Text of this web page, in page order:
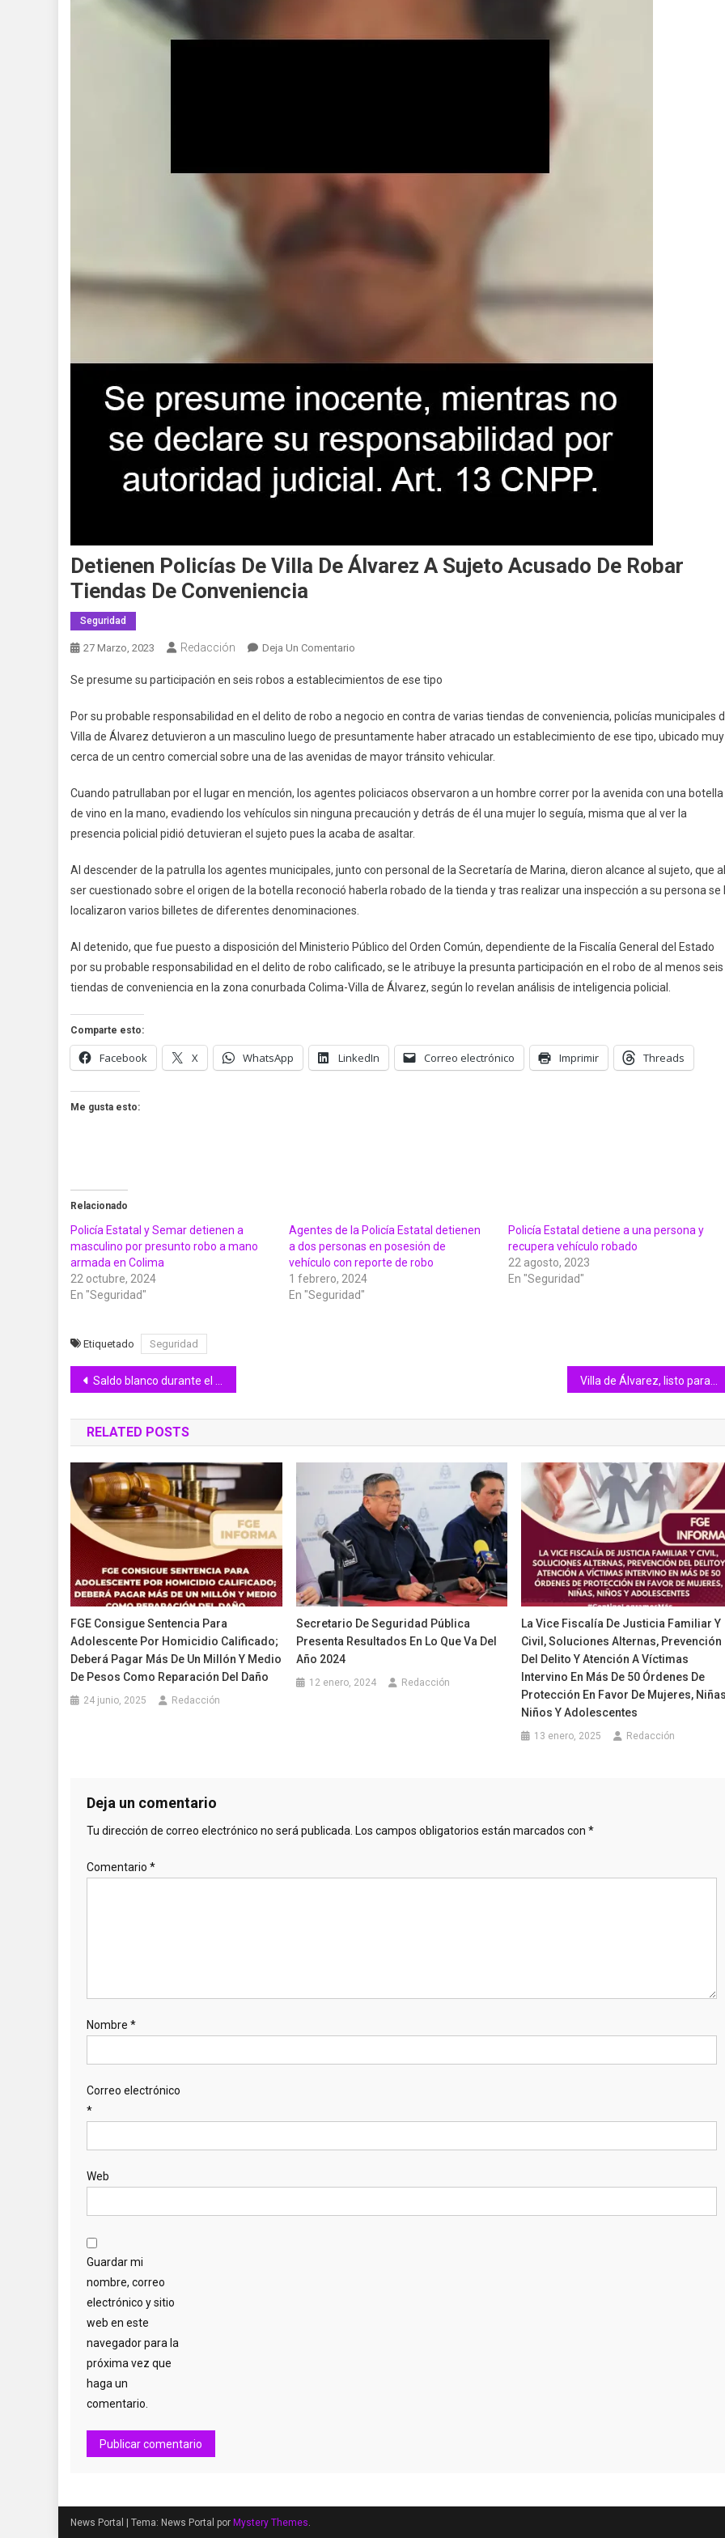
Detienen Policías De Villa De Álvarez A Sujeto Acusado De Robar
Tiendas De Conveniencia
Seguridad
27 Marzo, 2023 Redacción Deja Un Comentario
Policías
Villa
De
Álvarez
Sujeto
Acusado
De
Tiendas
De
Conveniencia
Se presume su participación en seis robos a establecimientos de ese tipo
Por su probable responsabilidad en el delito de robo a negocio en contra de varias tiendas de conveniencia, policías municipales
Villa de Álvarez detuvieron a un masculino luego de presuntamente haber atracado un establecimiento de ese tipo, ubicado muy
cerca de un centro comercial sobre una de las avenidas de mayor tránsito vehicular.
Cuando patrullaban por el lugar en mención, los agentes policiacos observaron a un hombre correr por la avenida con una botella
de vino en la mano, evadiendo los vehículos sin ninguna precaución y detrás de él una mujer lo seguía, misma que al ver la
presencia policial pidió detuvieran el sujeto pues la acaba de asaltar.
Al descender de la patrulla los agentes municipales, junto con personal de la Secretaría de Marina, dieron alcance al sujeto, que al
ser cuestionado sobre el origen de la botella reconoció haberla robado de la tienda y tras realizar una inspección a su persona se
localizaron varios billetes de diferentes denominaciones.
Al detenido, que fue puesto a disposición del Ministerio Público del Orden Común, dependiente de la Fiscalía General del Estado
por su probable responsabilidad en el delito de robo calificado, se le atribuye la presunta participación en el robo de al menos seis
tiendas de conveniencia en la zona conurbada Colima-Villa de Álvarez, según lo revelan análisis de inteligencia policial.
Comparte esto:
Facebook X WhatsApp LinkedIn Correo electrónico Imprimir Threads
Me gusta esto:
Relacionado
Policía Estatal y Semar detienen a
masculino por presunto robo a mano
armada en Colima
22 octubre, 2024
En "Seguridad"
Agentes de la Policía Estatal detienen
a dos personas en posesión de
vehículo con reporte de robo
1 febrero, 2024
En "Seguridad"
Policía Estatal detiene a una persona y
recupera vehículo robado
22 agosto, 2023
En "Seguridad"
Etiquetado Seguridad
Navegación
de
entradas
Saldo blanco durante el Sábora Fest 2023 Villa de Álvarez, listo para recibir al turismo en vacaciones: Tey
RELATED POSTS
FGE Consigue Sentencia Para
Adolescente Por Homicidio Calificado;
Deberá Pagar Más De Un Millón Y Medio
De Pesos Como Reparación Del Daño
24 junio, 2025 Redacción
Secretario De Seguridad Pública
Presenta Resultados En Lo Que Va Del
Año 2024
12 enero, 2024 Redacción
La Vice Fiscalía De Justicia Familiar Y
Civil, Soluciones Alternas, Prevención
Del Delito Y Atención A Víctimas
Intervino En Más De 50 Órdenes De
Protección En Favor De Mujeres,
Niños Y Adolescentes
13 enero, 2025 Redacción
Deja un comentario
Tu dirección de correo electrónico no será publicada. Los campos obligatorios están marcados con *
Comentario *
Nombre *
Correo electrónico
*
Web
Guardar mi
nombre, correo
electrónico y sitio
web en este
navegador para la
próxima vez que
haga un
comentario.
News Portal Tema: News Portal por Mystery Themes.